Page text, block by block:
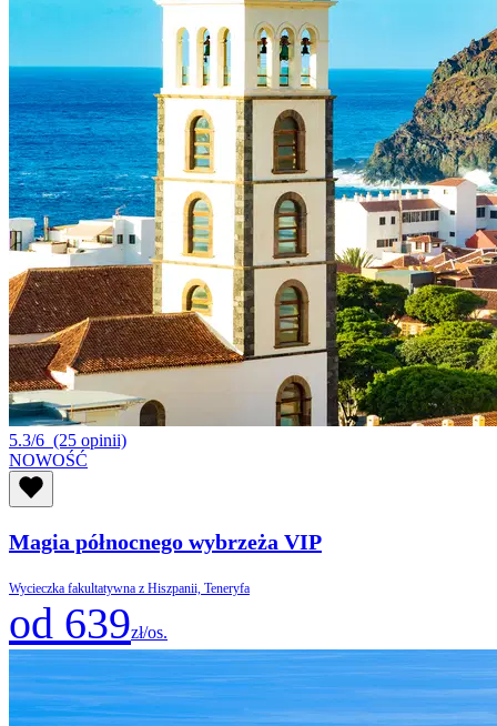
5.3/6 (25 opinii)
NOWOŚĆ
Magia północnego wybrzeża VIP
Wycieczka fakultatywna z Hiszpanii, Teneryfa
od 639zł/os.